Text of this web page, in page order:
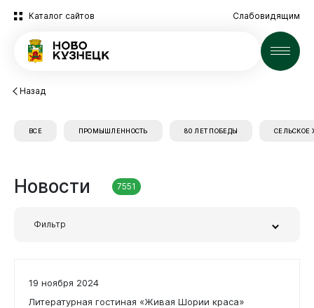
Каталог сайтов Слабовидящим
Новости
Назад
Фильтр
Заголовок или часть текста
Новости 7551
ВСЕ ПРОМЫШЛЕННОСТЬ 80 ЛЕТ ПОБЕДЫ СЕЛЬСКОЕ
19 ноября 2024
Литературная гостиная «Живая Шории краса»